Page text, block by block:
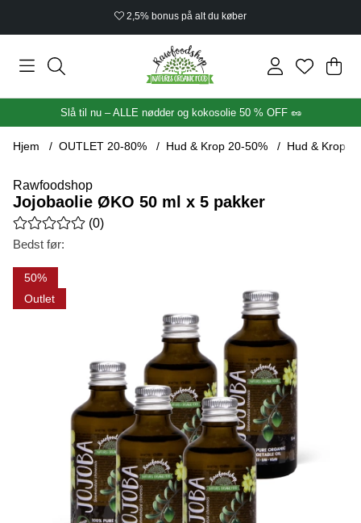
2,5% bonus på alt du køber
.
Slå til nu – ALLE nødder og kokosolie 50 % OFF 🥜
Hjem OUTLET 20-80% Hud & Krop 20-50% Hud & Krop
Rawfoodshop
Jojobaolie ØKO 50 ml x 5 pakker
Gennemsnitlig vurdering 0 ud af 5 Antal vurderinger 0
(0)
Bedst før:
50
Outlet
Produktbilleder Jojobaolie ØKO 50 ml x 5 pakker